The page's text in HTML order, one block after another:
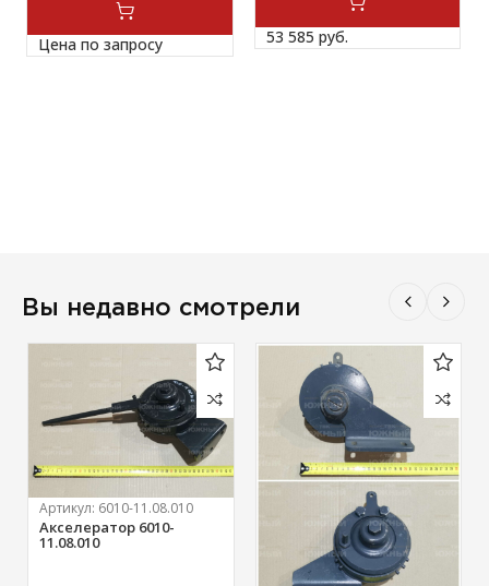
Цена по запросу 53 585 руб.
Вы недавно смотрели
Артикул: 6010-11.08.010
Акселератор 6010-
11.08.010